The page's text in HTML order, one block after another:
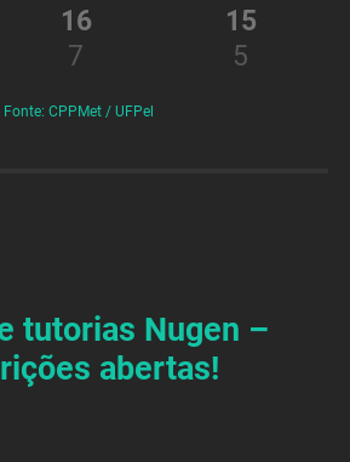
16
7
15
5
Fonte: CPPMet / UFPel
tutorias Nugen –
abertas!